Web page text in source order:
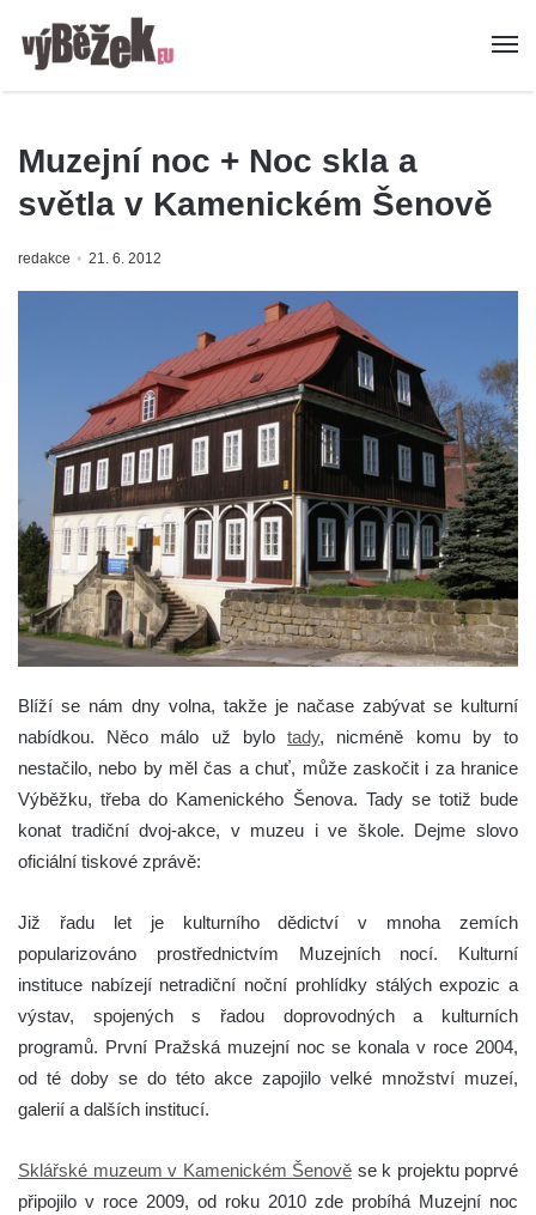
Muzejní noc + Noc skla a
světla v Kamenickém Šenově
redakce 21. 6. 2012
Blíží se nám dny volna, takže je načase zabývat se kulturní
nabídkou. Něco málo už bylotady, nicméně komu by to
nestačilo, nebo by měl čas a chuť, může zaskočit i za hranice
Výběžku, třeba do Kamenického Šenova. Tady se totiž bude
konat tradiční dvoj-akce, v muzeu i ve škole. Dejme slovo
oficiální tiskové zprávě:
Již řadu let je kulturního dědictví v mnoha zemích
popularizováno prostřednictvím Muzejních nocí. Kulturní
instituce nabízejí netradiční noční prohlídky stálých expozic a
výstav, spojených s řadou doprovodných a kulturních
programů. První Pražská muzejní noc se konala v roce 2004,
od té doby se do této akce zapojilo velké množství muzeí,
galerií a dalších institucí.
Sklářské muzeum v Kamenickém Šenově se k projektu poprvé
připojilo v roce 2009, od roku 2010 zde probíhá Muzejní noc